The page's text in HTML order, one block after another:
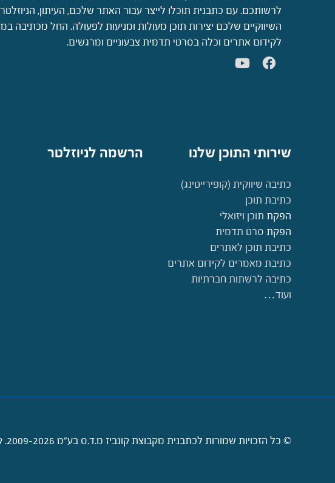
לרשותכם. עם כתבנית תוכלו לייצר עבור האתר שלכם, העיתון,
השיווקיים שלכם יצירות תוכן מעולות ומניעות לפעולה. החל מכתיבה
לקידום אתרים וכלה בסרטי תדמית צבעוניים ומרגשים.
שירותי התוכן שלנו
כתיבה שיווקית (קופירייטינג)
כתיבת תוכן
הפקת תוכן ויזואלי
הפקת סרט תדמית
כתיבת תוכן לאתרים
כתיבת מאמרים לקידום אתרים
כתיבה לרשתות חברתיות
ועוד…
הרשמה לניוזלטר
© כל הזכויות שמורות לכתבנית מקבוצת קונביז מ.ד.ס בע"מ 2009-2026. קישורים: